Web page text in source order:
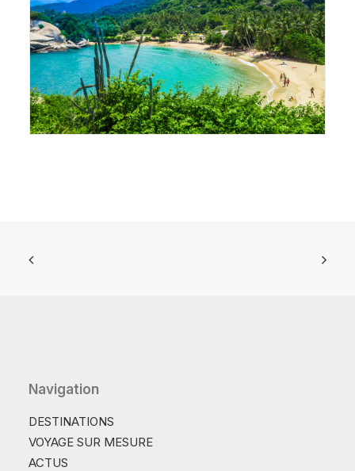
Navigation
DESTINATIONS
VOYAGE SUR MESURE
ACTUS